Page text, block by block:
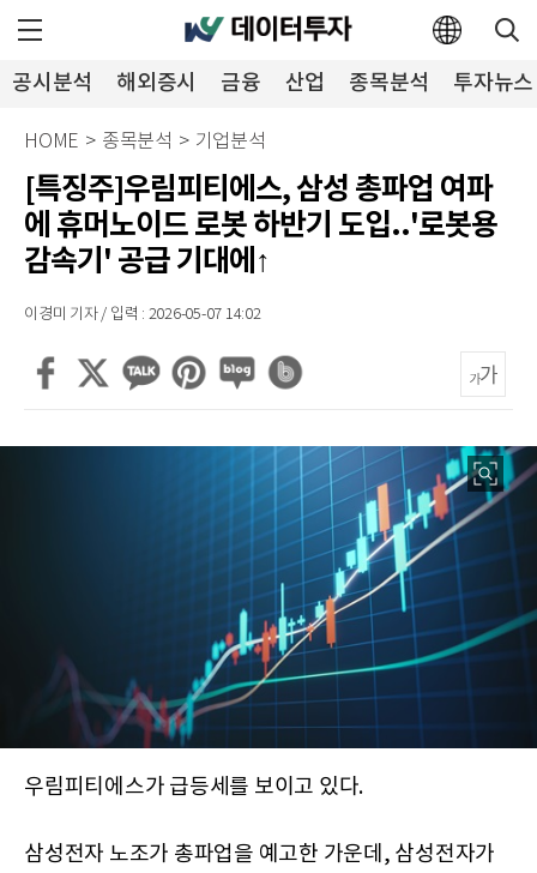
공시분석 해외증시 금융 산업 종목분석 투자뉴스
HOME > 종목분석 > 기업분석
[특징주]우림피티에스, 삼성 총파업 여파
에 휴머노이드 로봇 하반기 도입..'로봇용
감속기' 공급 기대에↑
이경미 기자 / 입력 : 2026-05-07 14:02
우림피티에스가 급등세를 보이고 있다.
삼성전자 노조가 총파업을 예고한 가운데, 삼성전자가